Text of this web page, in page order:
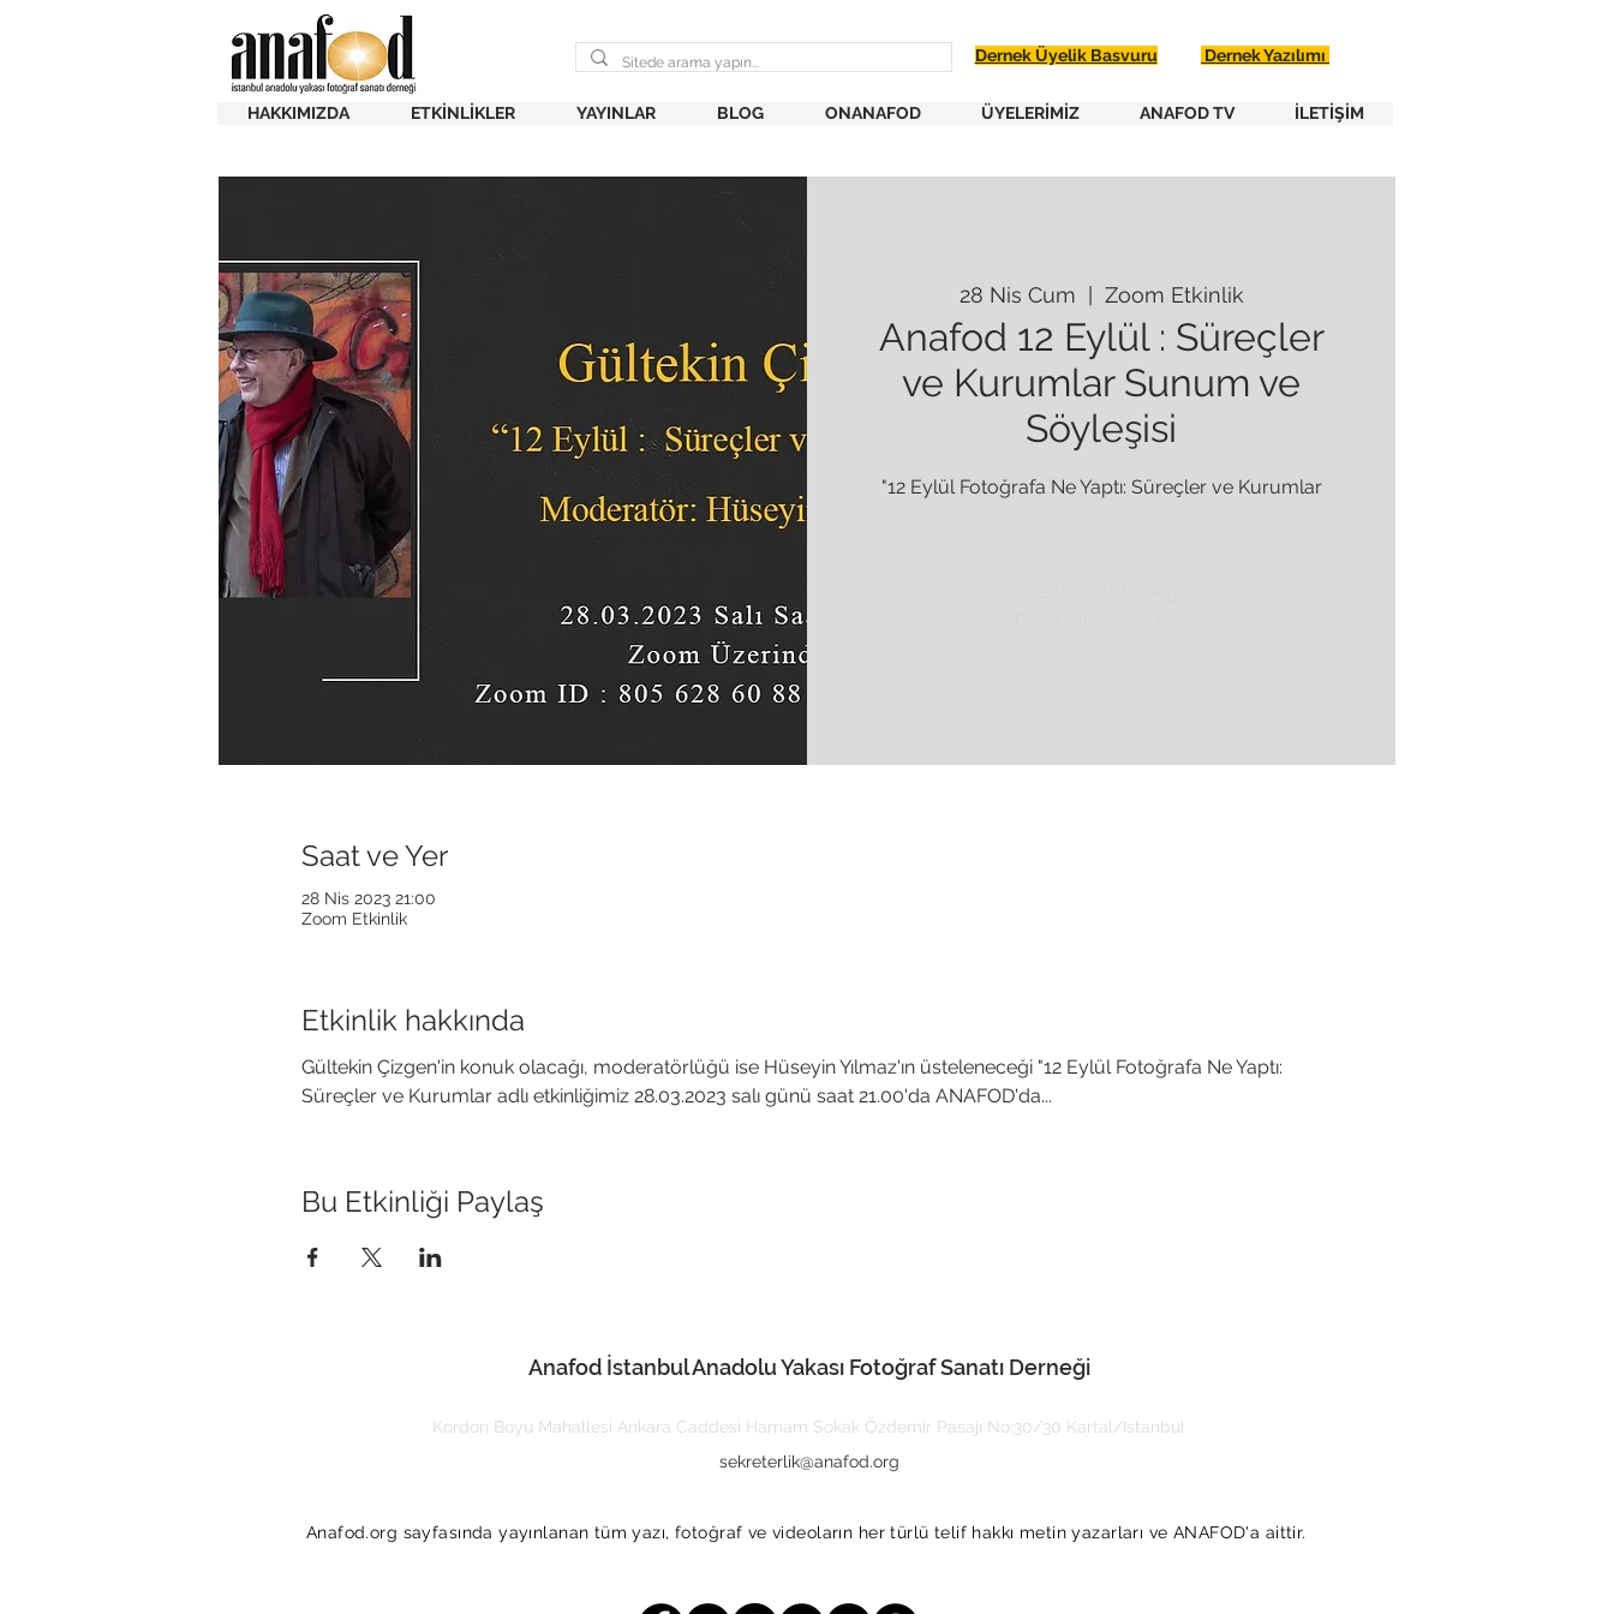
Dernek Üyelik Basvuru Dernek Yazılımı
HAKKIMIZDA ETKİNLİKLER YAYINLAR BLOG ONANAFOD ÜYELERİMİZ ANAFOD TV İLETİŞİM
28 Nis Cum
  |
Zoom Etkinlik
Anafod 12 Eylül : Süreçler
ve Kurumlar Sunum ve
Söyleşisi
"12 Eylül Fotoğrafa Ne Yaptı: Süreçler ve Kurumlar
Saat ve Yer
28 Nis 2023 21:00
Zoom Etkinlik
Etkinlik hakkında
Gültekin Çizgen'in konuk olacağı, moderatörlüğü ise Hüseyin Yılmaz'ın üsteleneceği "12 Eylül Fotoğrafa Ne Yaptı:
Süreçler ve Kurumlar adlı etkinliğimiz 28.03.2023 salı günü saat 21.00'da ANAFOD'da...
Bu Etkinliği Paylaş
Anafod İstanbul Anadolu Yakası Fotoğraf Sanatı Derneği
Kordon Boyu Mahallesi Ankara Caddesi Hamam Sokak Özdemir Pasajı No:30/30 Kartal/İstanbul
sekreterlik@anafod.org
Anafod.org sayfasında yayınlanan tüm yazı, fotoğraf ve videoların her türlü telif hakkı metin yazarları ve ANAFOD'a aittir.